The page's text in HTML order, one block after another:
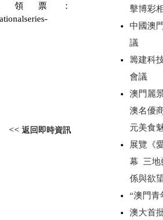
票：
<< 返回即時資訊
擊博彩
中國澳
議
籌建科
會議
澳門麗
澳名優
元美食
展覽《
幕 三地
係與欲
“澳門
澳大首